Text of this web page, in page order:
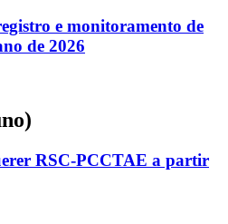
e monitoramento de
de 2026
RSC-PCCTAE a partir